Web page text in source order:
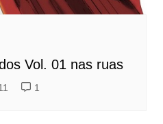
Vol. 01 nas ruas
1